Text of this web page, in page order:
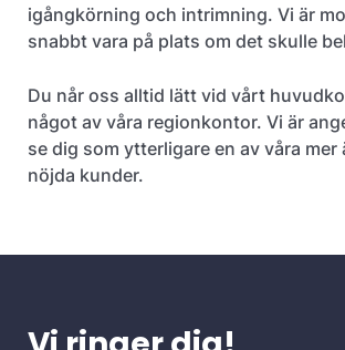
igångkörning och intrimning. Vi är
snabbt vara på plats om det skulle
Du når oss alltid lätt vid vårt
något av våra regionkontor. Vi är
se dig som ytterligare en av våra mer
nöjda kunder.